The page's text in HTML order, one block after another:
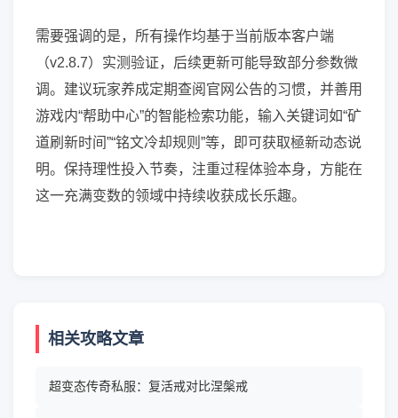
需要强调的是，所有操作均基于当前版本客户端
（v2.8.7）实测验证，后续更新可能导致部分参数微
调。建议玩家养成定期查阅官网公告的习惯，并善用
游戏内“帮助中心”的智能检索功能，输入关键词如“矿
道刷新时间”“铭文冷却规则”等，即可获取極新动态说
明。保持理性投入节奏，注重过程体验本身，方能在
这一充满变数的领域中持续收获成长乐趣。
相关攻略文章
超变态传奇私服：复活戒对比涅槃戒